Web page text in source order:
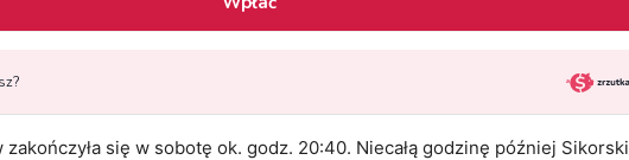
się w sobotę ok. godz. 20:40. Niecałą godzinę później Sikorski